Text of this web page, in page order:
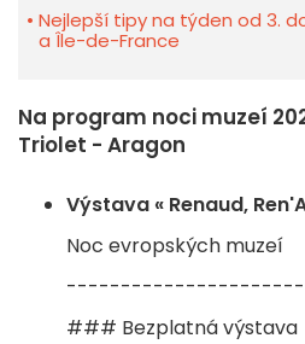
Nejlepší tipy na týden od 3.
a Île-de-France
Na program noci muzeí
Triolet - Aragon
Výstava « Renaud,
Noc evropských muzeí
### Bezplatná výstava